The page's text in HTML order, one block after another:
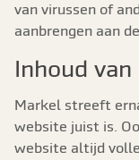
van virussen of
aanbrengen aan
Inhoud
Markel streeft
website juist is.
website altijd